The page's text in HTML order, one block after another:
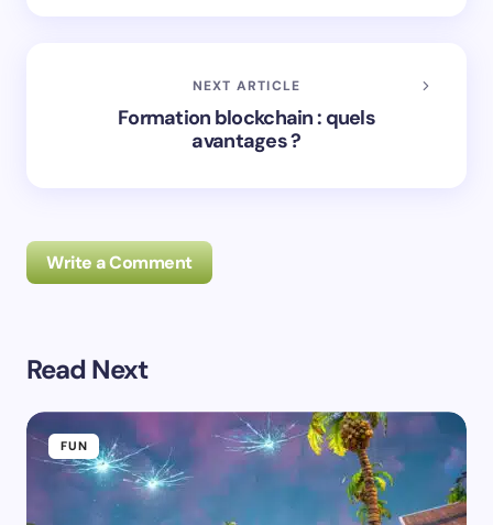
NEXT ARTICLE
Formation blockchain : quels
avantages ?
Write a Comment
Prévenez-moi de tous les nouveaux commentaires par
e-mail.
Prévenez-moi de tous les nouveaux articles par e-
Read Next
FUN